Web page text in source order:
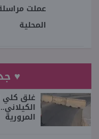
عملت
المحلية
♥
غلق كلي
المرورية